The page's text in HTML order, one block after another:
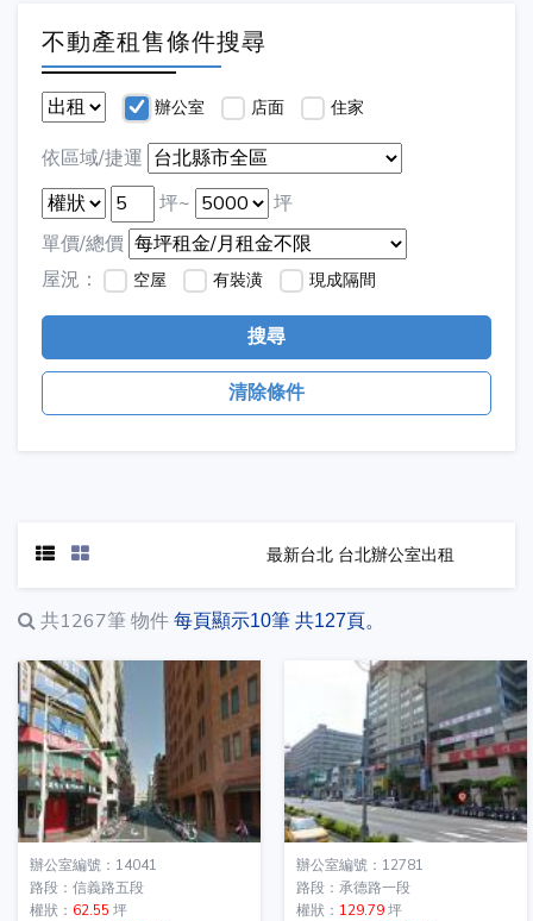
不動產租售條件搜尋
辦公室 店面 住家
依區域/捷運
坪~
坪
單價/總價
屋況：
空屋 有裝潢 現成隔間
搜尋
清除條件
最新台北 台北辦公室出租
共1267筆 物件 每頁顯示10筆 共127頁。
辦公室編號：14041
路段：信義路五段
權狀： 62.55 坪
辦公室編號：12781
路段：承德路一段
權狀： 129.79坪